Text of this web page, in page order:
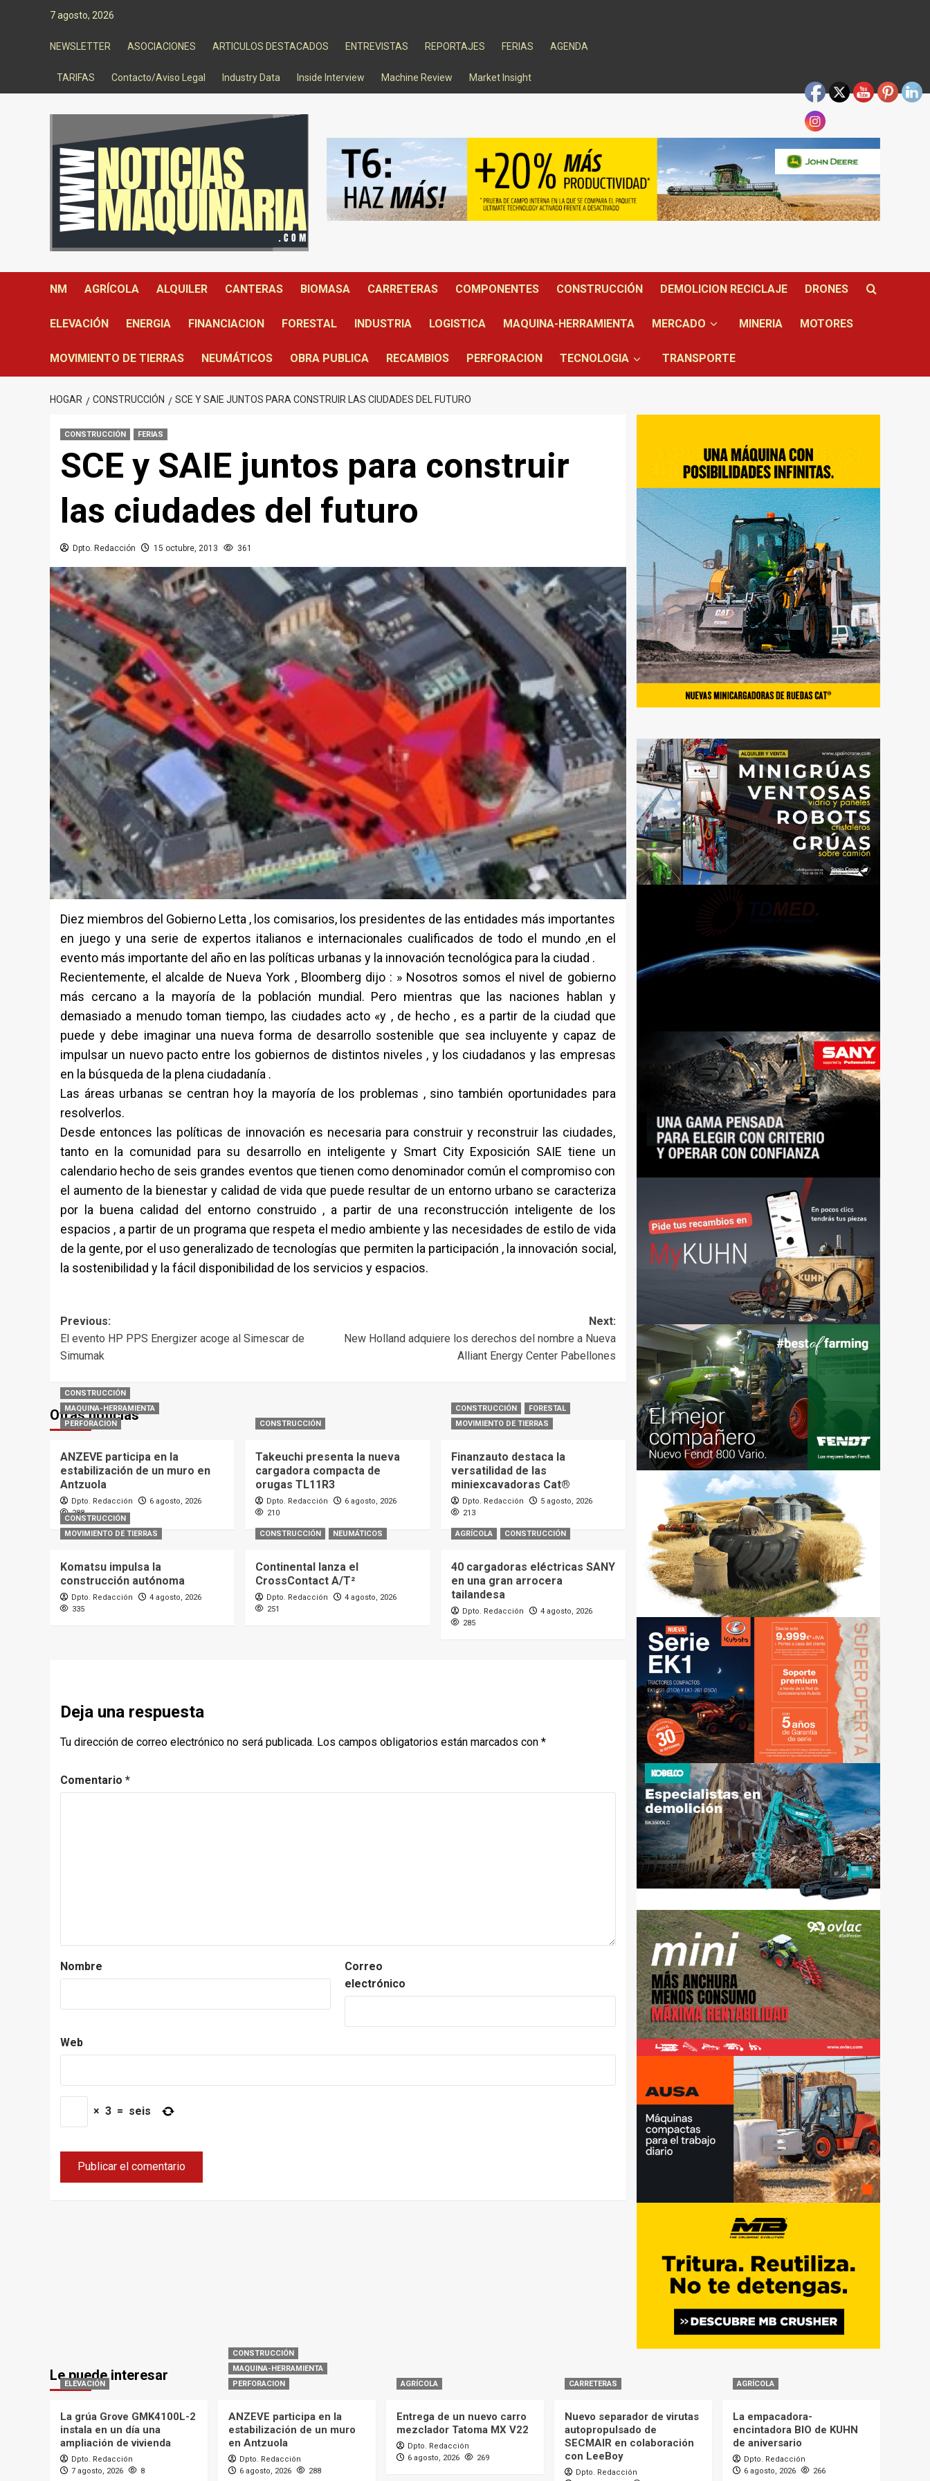
7 agosto, 2026
NEWSLETTER ASOCIACIONES ARTICULOS DESTACADOS ENTREVISTAS REPORTAJES FERIAS AGENDA
TARIFAS Contacto/Aviso Legal Industry Data Inside Interview Machine Review Market Insight
NM AGRÍCOLA ALQUILER CANTERAS BIOMASA CARRETERAS COMPONENTES CONSTRUCCIÓN DEMOLICION RECICLAJE DRONES
ELEVACIÓN ENERGIA FINANCIACION FORESTAL INDUSTRIA LOGISTICA MAQUINA-HERRAMIENTA MERCADO MINERIA MOTORES
MOVIMIENTO DE TIERRAS NEUMÁTICOS OBRA PUBLICA RECAMBIOS PERFORACION TECNOLOGIA TRANSPORTE
HOGAR CONSTRUCCIÓN SCE Y SAIE JUNTOS PARA CONSTRUIR LAS CIUDADES DEL FUTURO
CONSTRUCCIÓN FERIAS
SCE y SAIE juntos para construir
las ciudades del futuro
Dpto. Redacción 15 octubre, 2013 361
Diez miembros del Gobierno Letta , los comisarios, los presidentes de las entidades más importantes
en juego y una serie de expertos italianos e internacionales cualificados de todo el mundo ,en el
evento más importante del año en las políticas urbanas y la innovación tecnológica para la ciudad .
Recientemente, el alcalde de Nueva York , Bloomberg dijo : » Nosotros somos el nivel de gobierno
más cercano a la mayoría de la población mundial. Pero mientras que las naciones hablan y
demasiado a menudo toman tiempo, las ciudades acto «y , de hecho , es a partir de la ciudad que
puede y debe imaginar una nueva forma de desarrollo sostenible que sea incluyente y capaz de
impulsar un nuevo pacto entre los gobiernos de distintos niveles , y los ciudadanos y las empresas
en la búsqueda de la plena ciudadanía .
Las áreas urbanas se centran hoy la mayoría de los problemas , sino también oportunidades para
resolverlos.
Desde entonces las políticas de innovación es necesaria para construir y reconstruir las ciudades,
tanto en la comunidad para su desarrollo en inteligente y Smart City Exposición SAIE tiene un
calendario hecho de seis grandes eventos que tienen como denominador común el compromiso con
el aumento de la bienestar y calidad de vida que puede resultar de un entorno urbano se caracteriza
por la buena calidad del entorno construido , a partir de una reconstrucción inteligente de los
espacios , a partir de un programa que respeta el medio ambiente y las necesidades de estilo de vida
de la gente, por el uso generalizado de tecnologías que permiten la participación , la innovación social,
la sostenibilidad y la fácil disponibilidad de los servicios y espacios.
Post
navigation
Previous:
El evento HP PPS Energizer acoge al Simescar de
Simumak
Next:
New Holland adquiere los derechos del nombre a Nueva
Alliant Energy Center Pabellones
Otras noticias
CONSTRUCCIÓN
MAQUINA-HERRAMIENTA
PERFORACION
ANZEVE participa en la
estabilización de un muro en
Antzuola
Dpto. Redacción
6 agosto, 2026
288
CONSTRUCCIÓN
Takeuchi presenta la nueva
cargadora compacta de
orugas TL11R3
Dpto. Redacción
6 agosto, 2026
210
CONSTRUCCIÓN
FORESTAL
MOVIMIENTO DE TIERRAS
Finanzauto destaca la
versatilidad de las
miniexcavadoras Cat®
Dpto. Redacción
5 agosto, 2026
213
CONSTRUCCIÓN
MOVIMIENTO DE TIERRAS
Komatsu impulsa la
construcción autónoma
Dpto. Redacción
4 agosto, 2026
335
CONSTRUCCIÓN NEUMÁTICOS
Continental lanza el
CrossContact A/T²
Dpto. Redacción
4 agosto, 2026
251
AGRÍCOLA CONSTRUCCIÓN
40 cargadoras eléctricas SANY
en una gran arrocera
tailandesa
Dpto. Redacción
4 agosto, 2026
285
Deja una respuesta
Tu dirección de correo electrónico no será publicada. Los campos obligatorios están marcados con *
Comentario *
Nombre
Correo
electrónico
Web
× 3 = seis
Le puede interesar
ELEVACIÓN
La grúa Grove GMK4100L-2
instala en un día una
ampliación de vivienda
Dpto. Redacción
7 agosto, 2026
8
CONSTRUCCIÓN
MAQUINA-HERRAMIENTA
PERFORACION
ANZEVE participa en la
estabilización de un muro
en Antzuola
Dpto. Redacción
6 agosto, 2026
288
AGRÍCOLA
Entrega de un nuevo carro
mezclador Tatoma MX V22
Dpto. Redacción
6 agosto, 2026
269
CARRETERAS
Nuevo separador de virutas
autopropulsado de
SECMAIR en colaboración
con LeeBoy
Dpto. Redacción
AGRÍCOLA
La empacadora-
encintadora BIO de KUHN
de aniversario
Dpto. Redacción
6 agosto, 2026
266